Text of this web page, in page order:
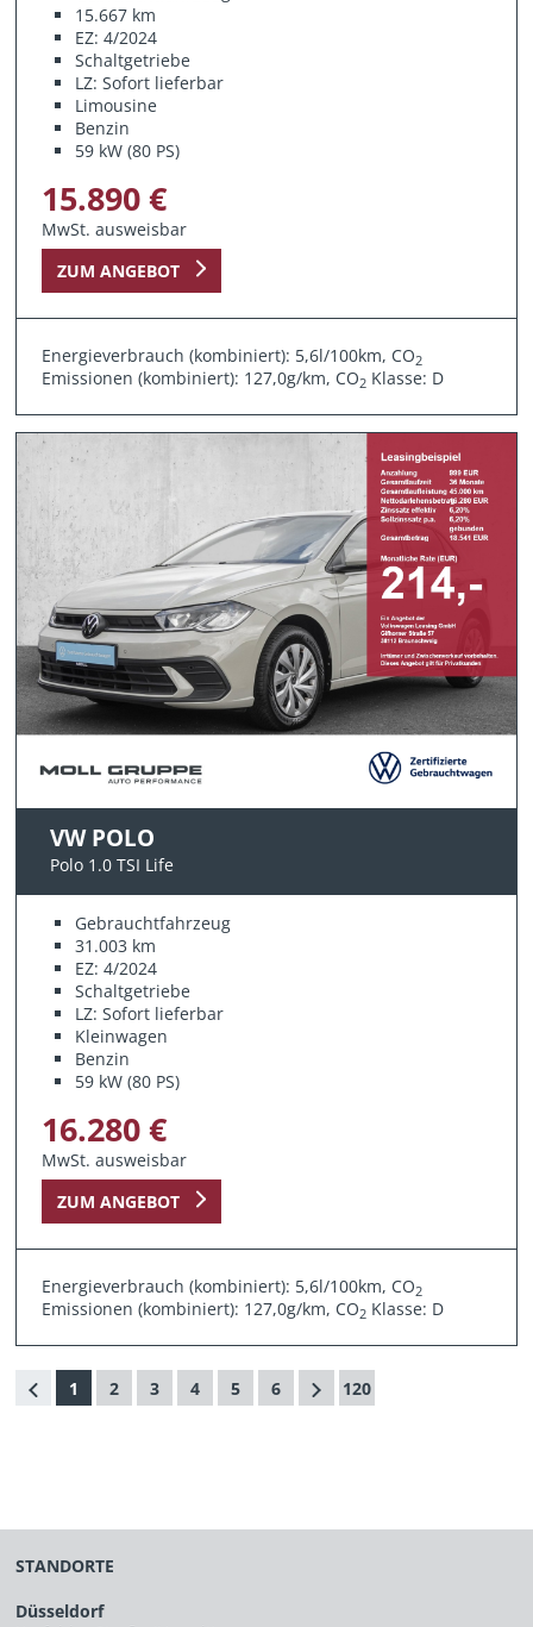
15.667 km
EZ: 4/2024
Schaltgetriebe
LZ: Sofort lieferbar
Limousine
Benzin
59 kW (80 PS)
15.890 €
MwSt. ausweisbar
ZUM ANGEBOT
Energieverbrauch (kombiniert): 5,6l/100km, CO2
Emissionen (kombiniert): 127,0g/km, CO2 Klasse: D
VW POLO
Polo 1.0 TSI Life
Gebrauchtfahrzeug
31.003 km
EZ: 4/2024
Schaltgetriebe
LZ: Sofort lieferbar
Kleinwagen
Benzin
59 kW (80 PS)
16.280 €
MwSt. ausweisbar
ZUM ANGEBOT
Energieverbrauch (kombiniert): 5,6l/100km, CO2
Emissionen (kombiniert): 127,0g/km, CO2 Klasse: D
1 2 3 4 5 6 120
STANDORTE
Düsseldorf